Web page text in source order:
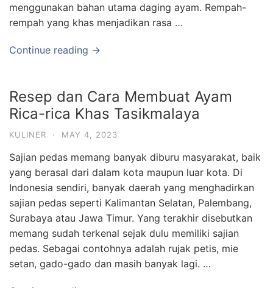
menggunakan bahan utama daging ayam. Rempah-
rempah yang khas menjadikan rasa …
Continue reading →
Resep dan Cara Membuat Ayam
Rica-rica Khas Tasikmalaya
KULINER · MAY 4, 2023
Sajian pedas memang banyak diburu masyarakat, baik
yang berasal dari dalam kota maupun luar kota. Di
Indonesia sendiri, banyak daerah yang menghadirkan
sajian pedas seperti Kalimantan Selatan, Palembang,
Surabaya atau Jawa Timur. Yang terakhir disebutkan
memang sudah terkenal sejak dulu memiliki sajian
pedas. Sebagai contohnya adalah rujak petis, mie
setan, gado-gado dan masih banyak lagi. …